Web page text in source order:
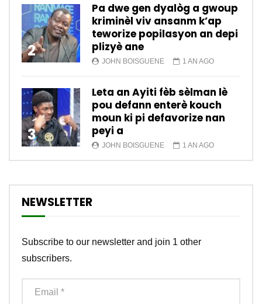
2
Pa dwe gen dyalòg a gwoup
kriminèl viv ansanm k’ap
teworize popilasyon an depi
plizyè ane
JOHN BOISGUENE 1 AN AGO
3
Leta an Ayiti fèb sèlman lè
pou defann enterè kouch
moun ki pi defavorize nan
peyi a
JOHN BOISGUENE 1 AN AGO
NEWSLETTER
Subscribe to our newsletter and join 1 other
subscribers.